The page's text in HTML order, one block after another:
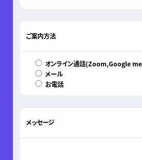
ご案内方法
オンライン通話(Zoom,Google
メール
お電話
メッセージ